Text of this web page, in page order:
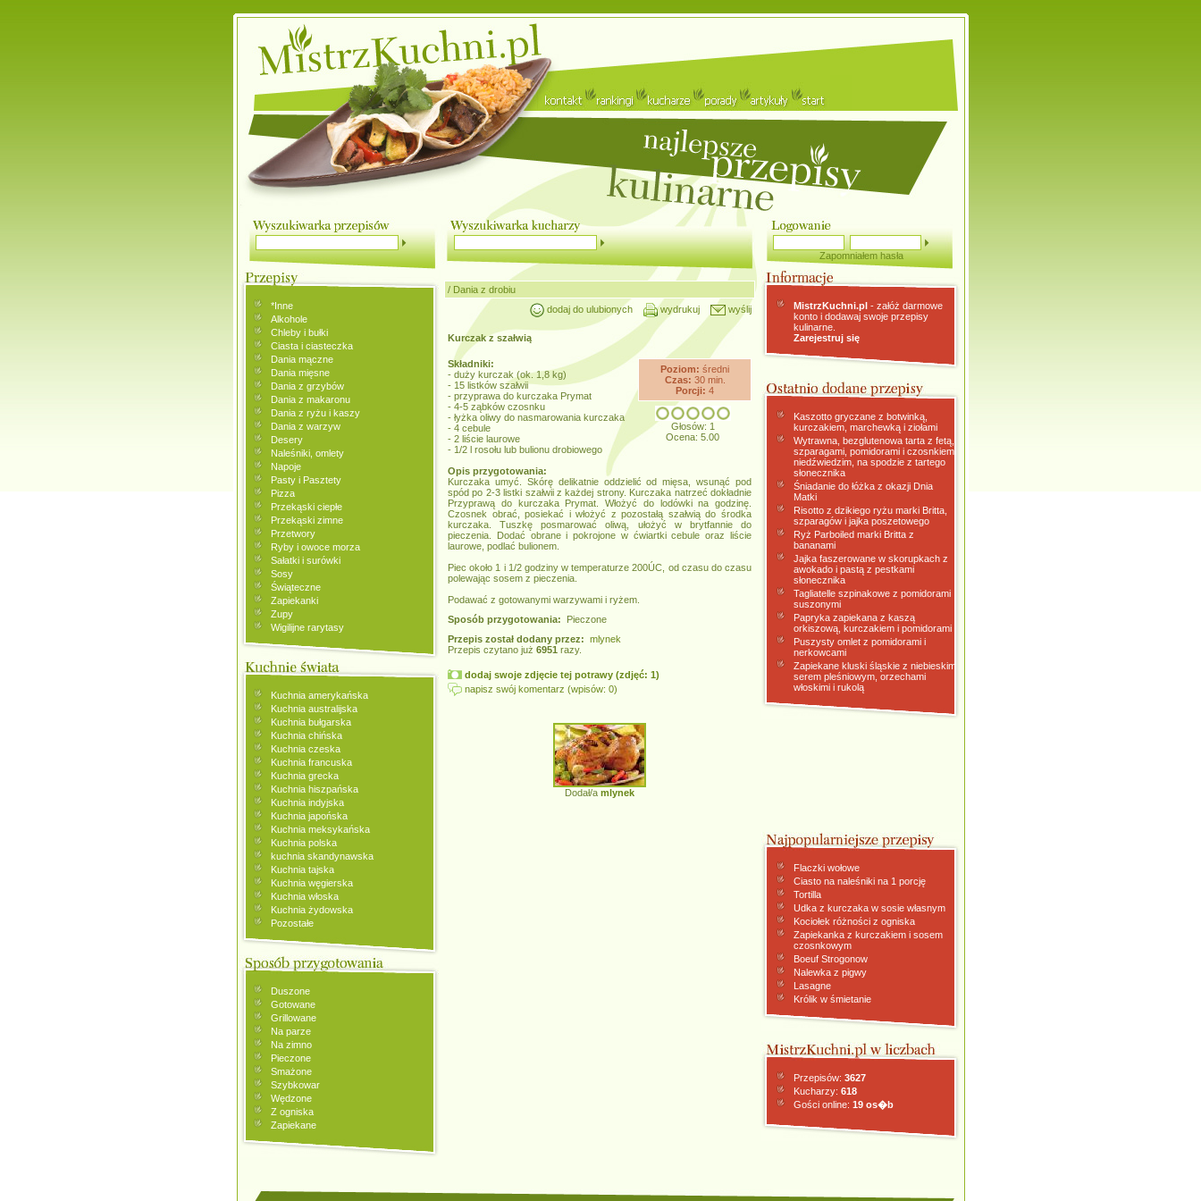
Zapomniałem hasła
*Inne
Alkohole
Chleby i bułki
Ciasta i ciasteczka
Dania mączne
Dania mięsne
Dania z grzybów
Dania z makaronu
Dania z ryżu i kaszy
Dania z warzyw
Desery
Naleśniki, omlety
Napoje
Pasty i Pasztety
Pizza
Przekąski ciepłe
Przekąski zimne
Przetwory
Ryby i owoce morza
Sałatki i surówki
Sosy
Świąteczne
Zapiekanki
Zupy
Wigilijne rarytasy
Kuchnia amerykańska
Kuchnia australijska
Kuchnia bułgarska
Kuchnia chińska
Kuchnia czeska
Kuchnia francuska
Kuchnia grecka
Kuchnia hiszpańska
Kuchnia indyjska
Kuchnia japońska
Kuchnia meksykańska
Kuchnia polska
kuchnia skandynawska
Kuchnia tajska
Kuchnia węgierska
Kuchnia włoska
Kuchnia żydowska
Pozostałe
Duszone
Gotowane
Grillowane
Na parze
Na zimno
Pieczone
Smażone
Szybkowar
Wędzone
Z ogniska
Zapiekane
/ Dania z drobiu
dodaj do ulubionych
wydrukuj wyślij
Kurczak z szałwią
Poziom: średni
Czas: 30 min.
Porcji: 4
Głosów: 1
Ocena: 5.00
Składniki:
- duży kurczak (ok. 1,8 kg)
- 15 listków szałwii
- przyprawa do kurczaka Prymat
- 4-5 ząbków czosnku
- łyżka oliwy do nasmarowania kurczaka
- 4 cebule
- 2 liście laurowe
- 1/2 l rosołu lub bulionu drobiowego
Opis przygotowania:
Kurczaka umyć. Skórę delikatnie oddzielić od mięsa, wsunąć pod
spód po 2-3 listki szałwii z każdej strony. Kurczaka natrzeć dokładnie
Przyprawą do kurczaka Prymat. Włożyć do lodówki na godzinę.
Czosnek obrać, posiekać i włożyć z pozostałą szałwią do środka
kurczaka. Tuszkę posmarować oliwą, ułożyć w brytfannie do
pieczenia. Dodać obrane i pokrojone w ćwiartki cebule oraz liście
laurowe, podlać bulionem.
Piec około 1 i 1/2 godziny w temperaturze 200ÚC, od czasu do czasu
polewając sosem z pieczenia.
Podawać z gotowanymi warzywami i ryżem.
Sposób przygotowania: Pieczone
Przepis został dodany przez: mlynek
Przepis czytano już 6951 razy.
dodaj swoje zdjęcie tej potrawy (zdjęć: 1)
napisz swój komentarz (wpisów: 0)
Dodał/a mlynek
MistrzKuchni.pl- załóż darmowe
konto i dodawaj swoje przepisy
kulinarne.
Zarejestruj się
Kaszotto gryczane z botwinką,
kurczakiem, marchewką i ziołami
Wytrawna, bezglutenowa tarta z fetą,
szparagami, pomidorami i czosnkiem
niedźwiedzim, na spodzie z tartego
słonecznika
Śniadanie do łóżka z okazji Dnia
Matki
Risotto z dzikiego ryżu marki Britta,
szparagów i jajka poszetowego
Ryż Parboiled marki Britta z
bananami
Jajka faszerowane w skorupkach z
awokado i pastą z pestkami
słonecznika
Tagliatelle szpinakowe z pomidorami
suszonymi
Papryka zapiekana z kaszą
orkiszową, kurczakiem i pomidorami
Puszysty omlet z pomidorami i
nerkowcami
Zapiekane kluski śląskie z niebieskim
serem pleśniowym, orzechami
włoskimi i rukolą
Flaczki wołowe
Ciasto na naleśniki na 1 porcję
Tortilla
Udka z kurczaka w sosie własnym
Kociołek różności z ogniska
Zapiekanka z kurczakiem i sosem
czosnkowym
Boeuf Strogonow
Nalewka z pigwy
Lasagne
Królik w śmietanie
Przepisów: 3627
Kucharzy: 618
Gości online: 19 os�b